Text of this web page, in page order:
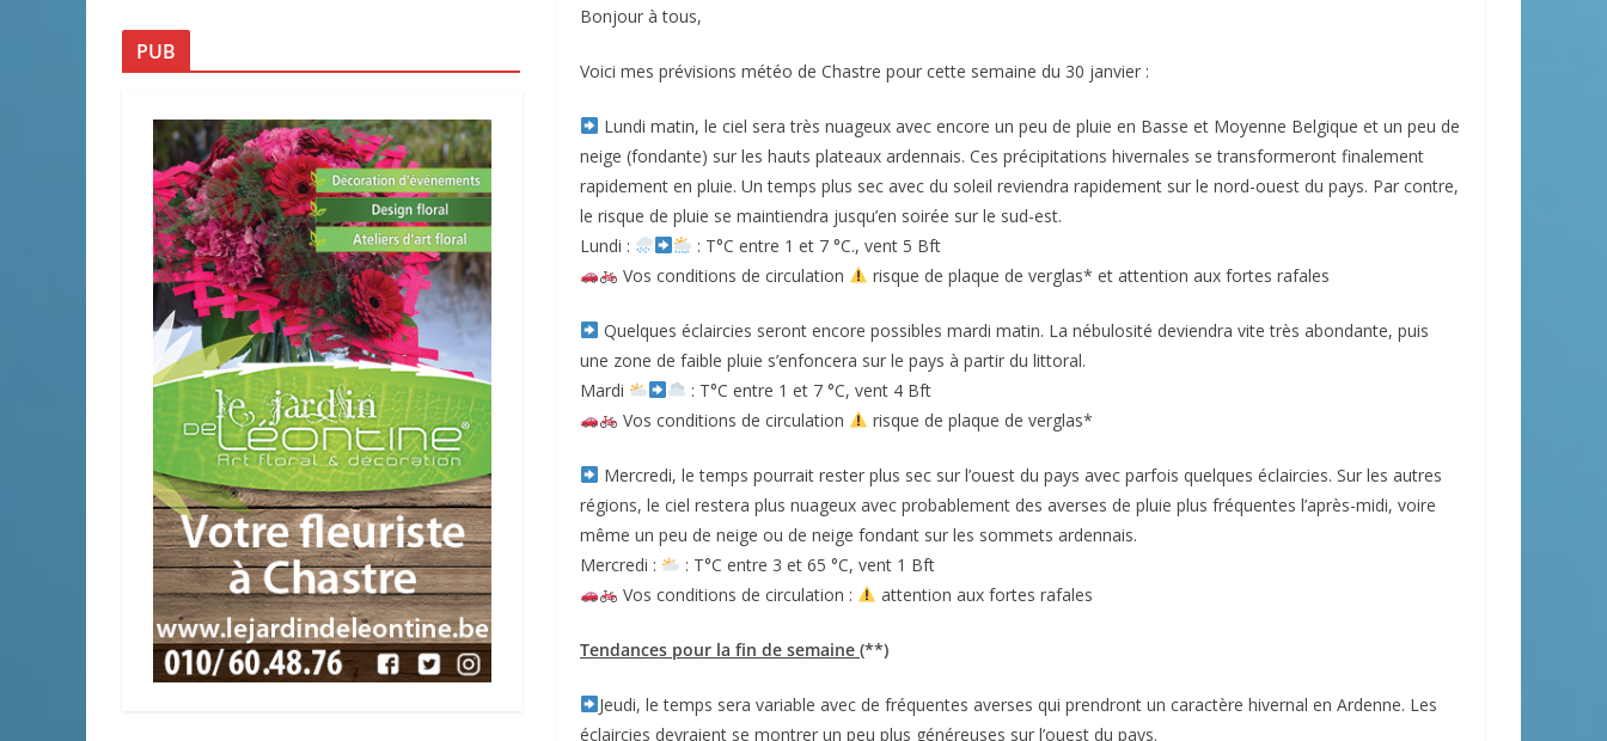
Bonjour à tous,
Voici mes prévisions météo de Chastre pour cette semaine du 30 janvier :
Lundi matin, le ciel sera très nuageux avec encore un peu de pluie en Basse et Moyenne Belgique et un peu de
neige (fondante) sur les hauts plateaux ardennais. Ces précipitations hivernales se transformeront finalement
rapidement en pluie. Un temps plus sec avec du soleil reviendra rapidement sur le nord-ouest du pays. Par contre,
le risque de pluie se maintiendra jusqu’en soirée sur le sud-est.
Lundi :
: T°C entre 1 et 7 °C., vent 5 Bft
Vos conditions de circulation
risque de plaque de verglas* et attention aux fortes rafales
Quelques éclaircies seront encore possibles mardi matin. La nébulosité deviendra vite très abondante, puis
une zone de faible pluie s’enfoncera sur le pays à partir du littoral.
Mardi
: T°C entre 1 et 7 °C, vent 4 Bft
Vos conditions de circulation
risque de plaque de verglas*
Mercredi, le temps pourrait rester plus sec sur l’ouest du pays avec parfois quelques éclaircies. Sur les autres
régions, le ciel restera plus nuageux avec probablement des averses de pluie plus fréquentes l’après-midi, voire
même un peu de neige ou de neige fondant sur les sommets ardennais.
Mercredi :
: T°C entre 3 et 65 °C, vent 1 Bft
Vos conditions de circulation :
attention aux fortes rafales
Tendances pour la fin de semaine (**)
Jeudi, le temps sera variable avec de fréquentes averses qui prendront un caractère hivernal en Ardenne. Les
éclaircies devraient se montrer un peu plus généreuses sur l’ouest du pays.
PUB